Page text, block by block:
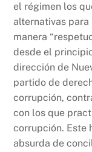
el régimen los
alternativas
manera
desde el
dirección de
partido de
corrupción,
con los que
corrupción. Este
absurda de